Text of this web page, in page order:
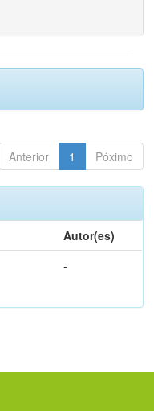
Anterior 1 Póximo
Autor(es)
-